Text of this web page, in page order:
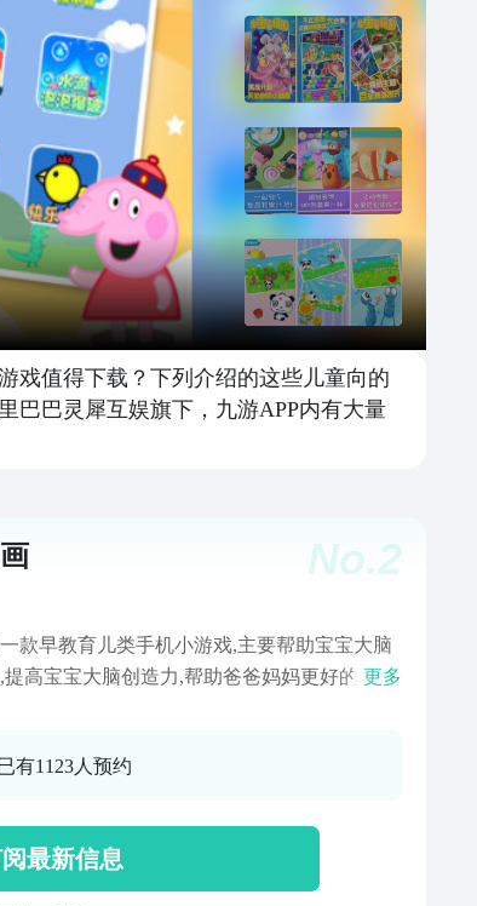
戏值得下载？下列介绍的这些儿童向的
巴巴灵犀互娱旗下，九游APP内有大量
No.2
款早教育儿类手机小游戏,主要帮助宝宝大脑
提高宝宝大脑创造力,帮助爸爸妈妈更好的培育
更多
有1123人预约
最新信息